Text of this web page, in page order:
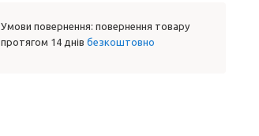
повернення товару
протягом 14 днів безкоштовно